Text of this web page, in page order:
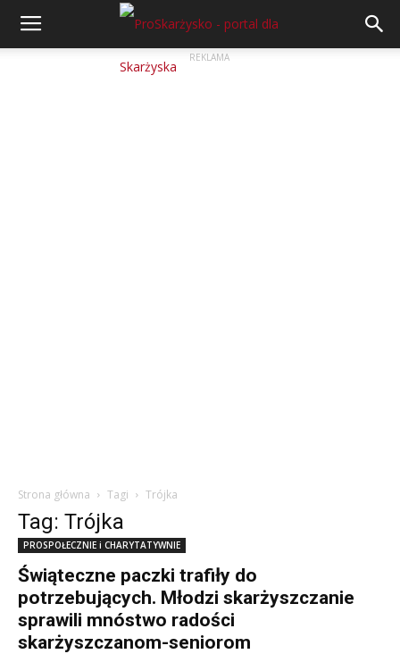
REKLAMA
Strona główna Tagi Trójka
Tag: Trójka
PROSPOŁECZNIE i CHARYTATYWNIE
Świąteczne paczki trafiły do
potrzebujących. Młodzi skarżyszczanie
sprawili mnóstwo radości
skarżyszczanom-seniorom